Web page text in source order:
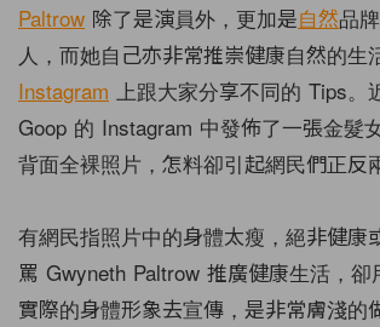
Paltrow 除了是演員外，更加是自然品
人，而她自己亦非常推崇健康自然的生
Instagram 上跟大家分享不同的 Tips。
Goop 的 Instagram 中發佈了一張金髮
背面全裸照片，怎料卻引起網民們正反
有網民指照片中的身體太瘦，絕非健康
罵 Gwyneth Paltrow 推廣健康生活，卻
實際的身體形象去宣傳，是非常膚淺的